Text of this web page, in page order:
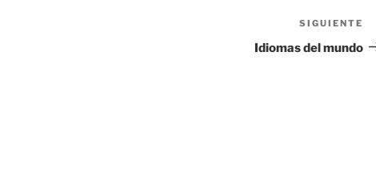
SIGUIENTE
Idiomas del mundo